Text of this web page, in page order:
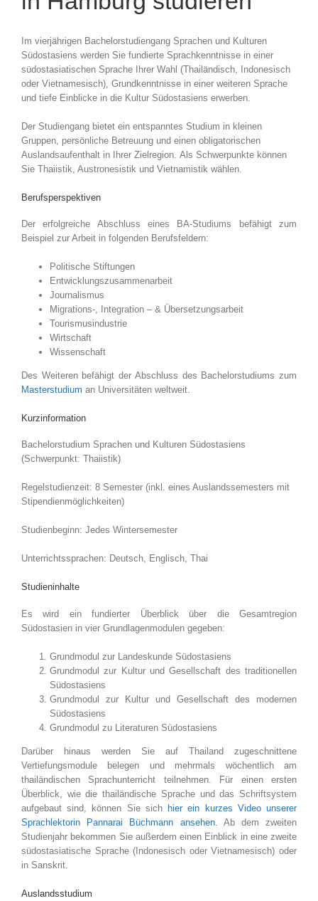
Im vierjährigen Bachelorstudiengang Sprachen und Kulturen
Südostasiens werden Sie fundierte Sprachkenntnisse in einer
südostasiatischen Sprache Ihrer Wahl (Thailändisch, Indonesisch
oder Vietnamesisch), Grundkenntnisse in einer weiteren Sprache
und tiefe Einblicke in die Kultur Südostasiens erwerben.
Der Studiengang bietet ein entspanntes Studium in kleinen
Gruppen, persönliche Betreuung und einen obligatorischen
Auslandsaufenthalt in Ihrer Zielregion. Als Schwerpunkte können
Sie Thaiistik, Austronesistik und Vietnamistik wählen.
Berufsperspektiven
Der erfolgreiche Abschluss eines BA-Studiums befähigt zum
Beispiel zur Arbeit in folgenden Berufsfeldern:
Politische Stiftungen
Entwicklungszusammenarbeit
Journalismus
Migrations-, Integration – & Übersetzungsarbeit
Tourismusindustrie
Wirtschaft
Wissenschaft
Des Weiteren befähigt der Abschluss des Bachelorstudiums zum
Masterstudium an Universitäten weltweit.
Kurzinformation
Bachelorstudium Sprachen und Kulturen Südostasiens
(Schwerpunkt: Thaiistik)
Regelstudienzeit: 8 Semester (inkl. eines Auslandssemesters mit
Stipendienmöglichkeiten)
Studienbeginn: Jedes Wintersemester
Unterrichtssprachen: Deutsch, Englisch, Thai
Studieninhalte
Es wird ein fundierter Überblick über die Gesamtregion
Südostasien in vier Grundlagenmodulen gegeben:
Grundmodul zur Landeskunde Südostasiens
Grundmodul zur Kultur und Gesellschaft des traditionellen
Südostasiens
Grundmodul zur Kultur und Gesellschaft des modernen
Südostasiens
Grundmodul zu Literaturen Südostasiens
Darüber hinaus werden Sie auf Thailand zugeschnittene
Vertiefungsmodule belegen und mehrmals wöchentlich am
thailändischen Sprachunterricht teilnehmen. Für einen ersten
Überblick, wie die thailändische Sprache und das Schriftsystem
aufgebaut sind, können Sie sich hier ein kurzes Video unserer
Sprachlektorin Pannarai Büchmann ansehen. Ab dem zweiten
Studienjahr bekommen Sie außerdem einen Einblick in eine zweite
südostasiatische Sprache (Indonesisch oder Vietnamesisch) oder
in Sanskrit.
Auslandsstudium